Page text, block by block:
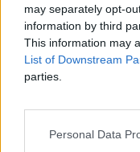
may separately opt-
information by third
This information may
List of Downstream
parties.
Personal Data
Paweł Żurek
Dzisiaj 19:12
4 min
Reklama
Reklama